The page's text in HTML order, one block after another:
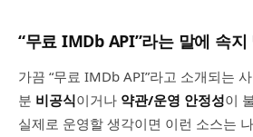
“무료 IMDb API”라는 말에 속지
가끔 “무료 IMDb API”라고 소개되는
분 비공식이거나 약관/운영 안정성이
실제로 운영할 생각이면 이런 소스는